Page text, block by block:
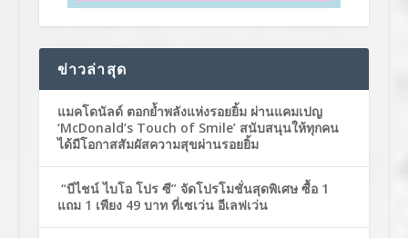
ข่าวล่าสุด
แมคโดนัลด์ ตอกย้ำพลังแห่งรอยยิ้ม ผ่านแคมเปญ
‘McDonald’s Touch of Smile’ สนับสนุนให้ทุกคน
ได้มีโอกาสสัมผัสความสุขผ่านรอยยิ้ม
“บีไชน์ ไบโอ โปร ซี” จัดโปรโมชั่นสุดพิเศษ ซื้อ 1
แถม 1 เพียง 49 บาท ที่เซเว่น อีเลฟเว่น